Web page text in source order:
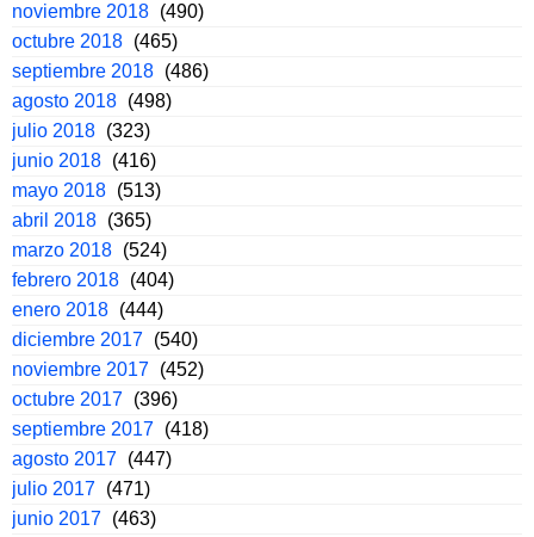
noviembre 2018 (490)
octubre 2018 (465)
septiembre 2018 (486)
agosto 2018 (498)
julio 2018 (323)
junio 2018 (416)
mayo 2018 (513)
abril 2018 (365)
marzo 2018 (524)
febrero 2018 (404)
enero 2018 (444)
diciembre 2017 (540)
noviembre 2017 (452)
octubre 2017 (396)
septiembre 2017 (418)
agosto 2017 (447)
julio 2017 (471)
junio 2017 (463)